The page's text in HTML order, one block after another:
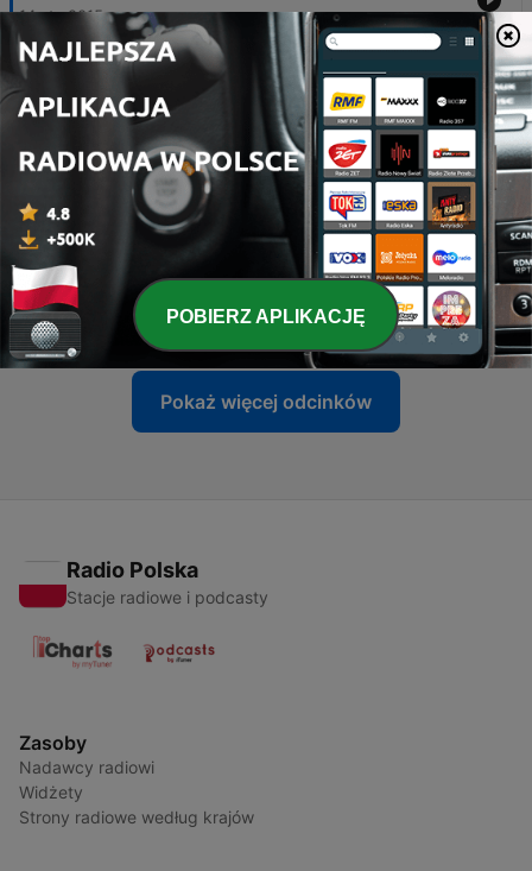
14 sty 2015
15 - Take It Easy
French Seduction
26 lip 2012
13 - A Mix For ... #1 lovedisco.fm
19 kwi 2012
12 - From Disco To Disco
20 gru 2011
Pokaż więcej odcinków
Radio Polska
Stacje radiowe i podcasty
Zasoby
Nadawcy radiowi
Widżety
Strony radiowe według krajów
POBIERZ APLIKACJĘ